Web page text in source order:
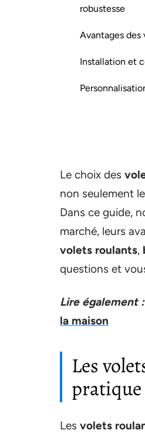
robustesse
Avantages des
Installation et
Le choix des
non seulement
Dans ce guide,
marché, leurs
volets roulants,
questions et
Lire également :
la maison
Les
pratique
Les volets